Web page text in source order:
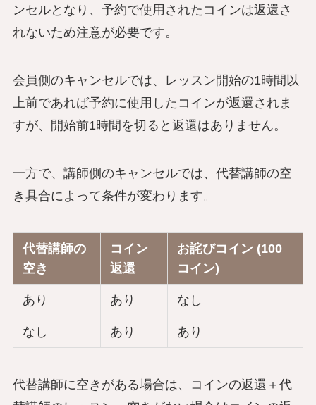
ンセルとなり、予約で使用されたコインは返還さ
れないため注意が必要です。
会員側のキャンセルでは、レッスン開始の1時間以
上前であれば予約に使用したコインが返還されま
すが、開始前1時間を切ると返還はありません。
一方で、講師側のキャンセルでは、代替講師の空
き具合によって条件が変わります。
代替講師の
空き
コイン
返還
お詫びコイン (100
コイン)
あり あり なし
なし あり あり
代替講師に空きがある場合は、コインの返還＋代